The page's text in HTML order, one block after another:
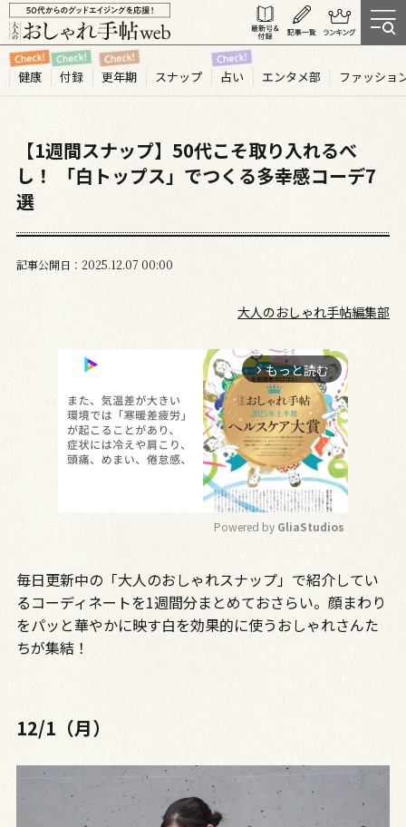
健康 付録 更年期 スナップ 占い エンタメ部 ファッショ
【1週間スナップ】50代こそ取り入れるべ
し！ 「白トップス」でつくる多幸感コーデ7
選
記事公開日 2025.12 07 00:00
大人のおしゃれ手帖編集部
arrow_forward_ios もっと読む
t
Powered by GliaStudios
毎日更新中の「大人のおしゃれスナップ」で紹介してい
るコーディネートを1週間分まとめておさらい。顔まわり
をパッと華やかに映す白を効果的に使うおしゃれさんた
ちが集結！
12/1（月）